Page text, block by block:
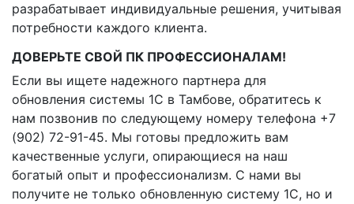
разрабатывает индивидуальные решения, учитывая
потребности каждого клиента.
ДОВЕРЬТЕ СВОЙ ПК ПРОФЕССИОНАЛАМ!
Если вы ищете надежного партнера для
обновления системы 1C в Тамбове, обратитесь к
нам позвонив по следующему номеру телефона +7
(902) 72-91-45. Мы готовы предложить вам
качественные услуги, опирающиеся на наш
богатый опыт и профессионализм. С нами вы
получите не только обновленную систему 1C, но и